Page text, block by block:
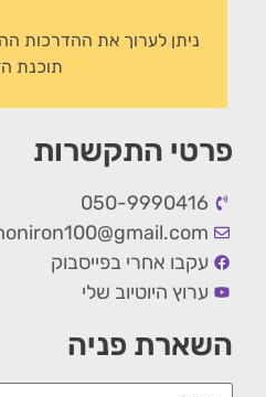
ניתן לערוך את ההדרכות
תוכנת
פרטי התקשרות
050-9990416
עקבו אחרי בפייסבוק
ערוץ היוטיוב שלי
השארת פניה